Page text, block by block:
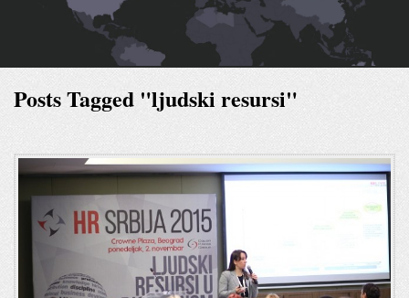
Posts Tagged "ljudski resursi"